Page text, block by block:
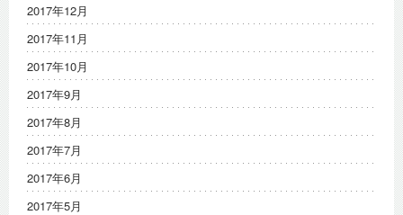
2017年12月
2017年11月
2017年10月
2017年9月
2017年8月
2017年7月
2017年6月
2017年5月